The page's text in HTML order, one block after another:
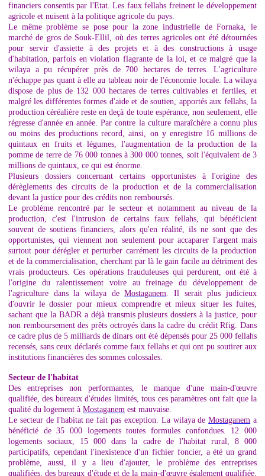
financiers consentis par l'Etat. Les faux fellahs freinent le développement
agricole et nuisent à la politique agricole du pays.
Le même problème se pose pour la zone industrielle de Fornaka, le
marché de gros de Souk-Ellil, où des terres agricoles ont été détournées
pour servir d'assiette à des projets et à des constructions à usage
d'habitation, parfois en violation flagrante de la loi, et ce malgré que la
wilaya a pu récupérer près de 700 hectares de terres. L'agriculture
n'échappe pas quant à elle au tableau noir de l'économie locale. La wilaya
dispose de plus de 132 000 hectares de terres cultivables et fertiles, et
malgré les différentes formes d'aide et de soutien, apportés aux fellahs, la
production céréalière reste en deçà de toute espérance, non seulement, elle
régresse d'année en année. Par contre la culture maraîchère a connu plus
ou moins des productions record, ainsi, on y enregistre 16 millions de
quintaux en fruits et légumes, l'augmentation de la production de la
pomme de terre de 76 000 tonnes à 300 000 tonnes, soit l'équivalent de 3
millions de quintaux, ce qui est énorme.
Plusieurs dossiers concernant certains opportunistes à l'origine des
dérèglements des circuits de la production et de la commercialisation
devant la justice pour des crédits non remboursés.
Le problème rencontré par le secteur et notamment au niveau de la
production, c'est l'intrusion de certains faux fellahs, qui bénéficient
souvent de soutiens financiers, alors qu'en réalité, ils ne sont que des
opportunistes, qui viennent non seulement pour accaparer l'argent mais
surtout pour dérégler et perturber carrément les circuits de la production
et de la commercialisation, cherchant par là le gain facile au détriment des
vrais producteurs. Ces opérations frauduleuses qui perdurent, ont été à
l'origine du ralentissement voire au freinage du développement de
l'agriculture dans la wilaya deMostaganem. Il serait plus judicieux
d'ouvrir le dossier pour mieux comprendre et mieux situer les fuites,
sachant que la BADR a déjà transmis plusieurs dossiers à la justice, pour
non remboursement des prêts octroyés dans la cadre du crédit Rfig. Dans
ce cadre plus de 5 milliards de dinars ont été dépensés pour 25 000 fellahs
recensés, sans ceux déclarés comme faux fellahs et qui ont pu soutirer aux
institutions financières des sommes colossales.
Secteur de l'habitat
Des entreprises non performantes, le manque d'une main-d'œuvre
qualifiée, des bureaux d'études limités, tous ces paramètres ont fait que la
qualité du logement à Mostaganem est mauvaise.
Le secteur de l'habitat ne fait pas exception. La wilaya deMostaganem a
bénéficié de 35 000 logements toutes formules confondues. 12 000
logements sociaux, 15 000 dans la cadre de l'habitat rural, 8 000
participatifs, cependant l'inexistence d'un fichier foncier, a été un grand
problème, aussi, il y a lieu d'ajouter, le problème des entreprises
qualifiées, des bureaux d'étude et de la main-d'œuvre également qualifiée.